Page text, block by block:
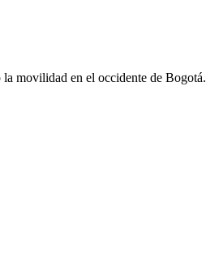
movilidad en el occidente de Bogotá.